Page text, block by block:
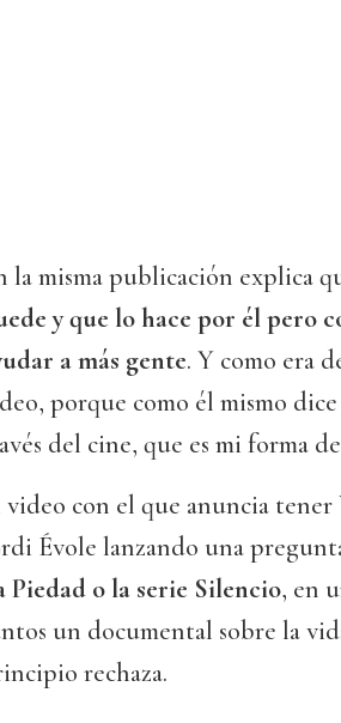
la misma publicación explica
y que lo hace por él pero
a más gente. Y como era
porque como él mismo
del cine, que es mi forma
video con el que anuncia
Évole lanzando una
Piedad o la serie Silencio, en
un documental sobre la
rechaza.